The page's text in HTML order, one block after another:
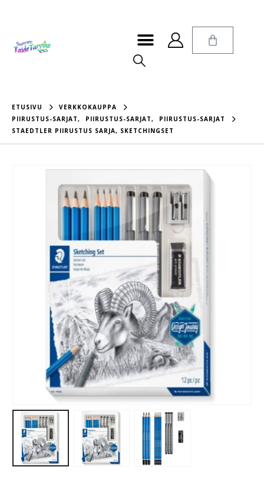
ETUSIVU
VERKKOKAUPPA
PIIRUSTUS-SARJAT, PIIRUSTUS-SARJAT,
PIIRUSTUS-SARJAT
STAEDTLER PIIRUSTUS SARJA, SKETCHINGSET